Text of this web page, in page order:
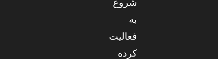
شروع
به
فعالیت
کرده